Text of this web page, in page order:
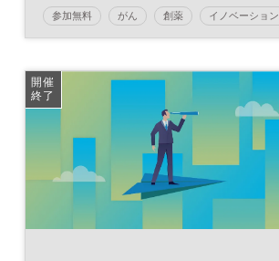
～With COVID-19時代における創薬
のあり方～（仮題）
参加無料 がん 創薬 イノベーション
開催
終了